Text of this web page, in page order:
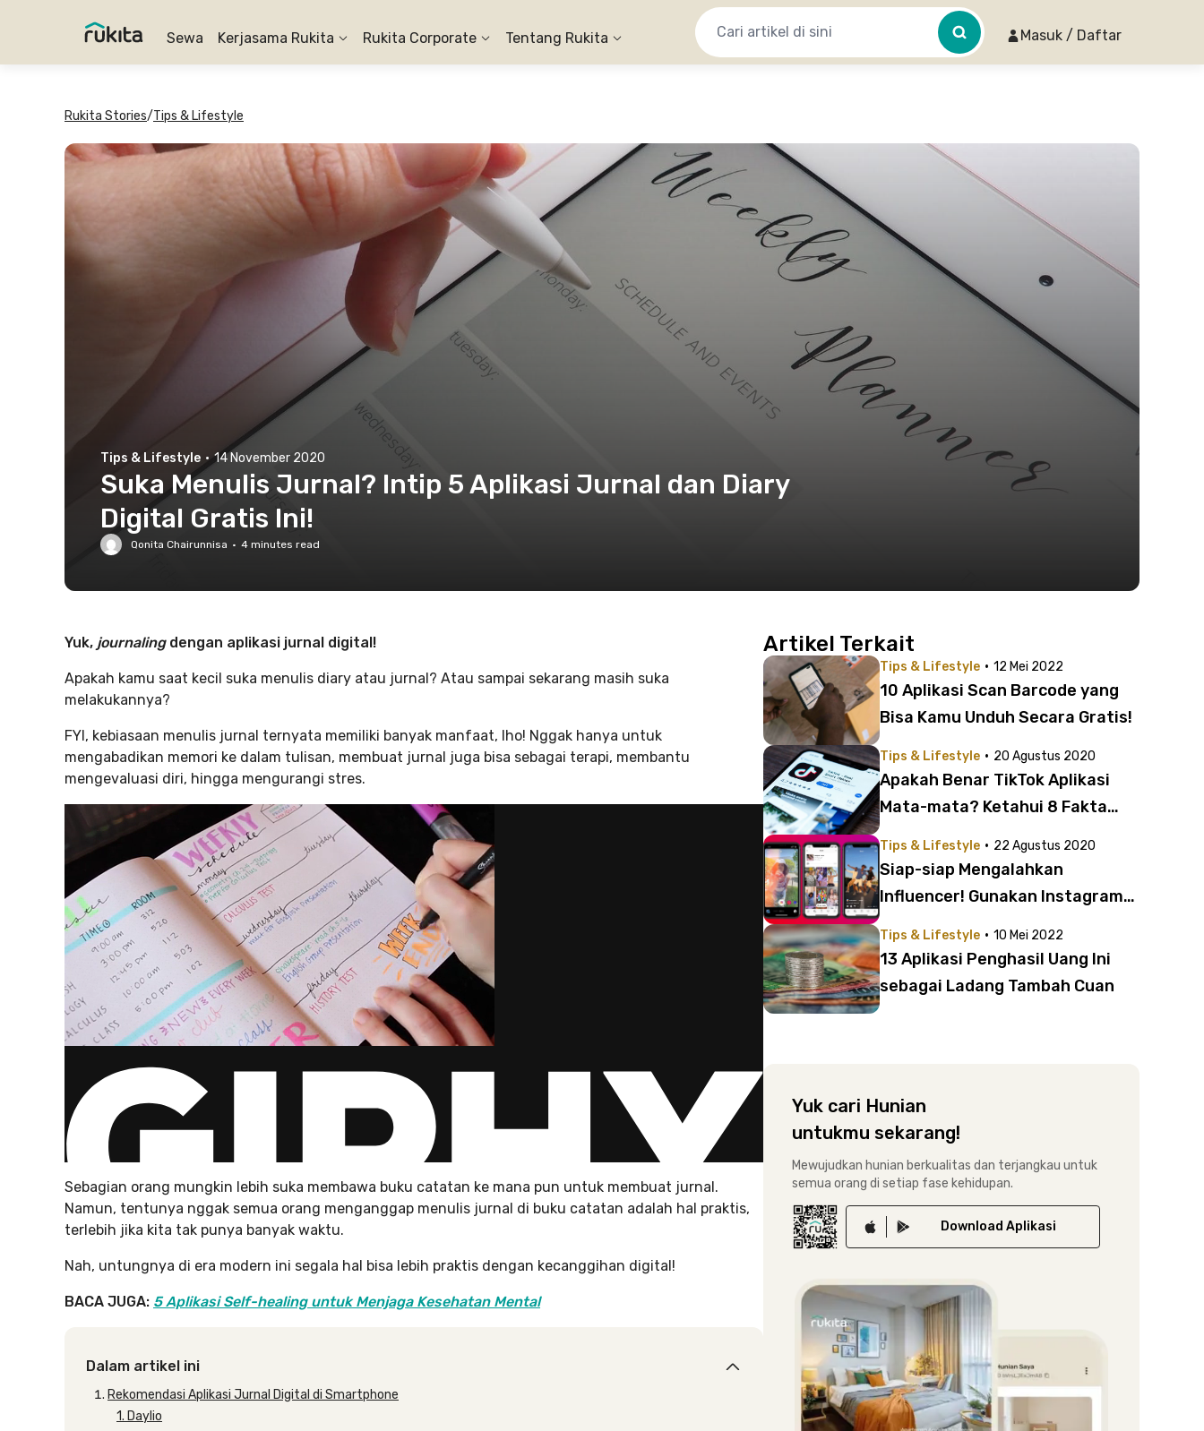
Sewa Kerjasama Rukita Rukita Corporate Tentang Rukita Masuk / Daftar
Rukita Stories/Tips & Lifestyle
Tips & Lifestyle · 14 November 2020
Suka Menulis Jurnal? Intip 5 Aplikasi Jurnal dan Diary
Digital Gratis Ini!
Qonita Chairunnisa · 4 minutes read
Yuk, journalingdengan aplikasi jurnal digital!
Apakah kamu saat kecil suka menulis diary atau jurnal? Atau sampai sekarang masih suka
melakukannya?
FYI, kebiasaan menulis jurnal ternyata memiliki banyak manfaat, lho! Nggak hanya untuk
mengabadikan memori ke dalam tulisan, membuat jurnal juga bisa sebagai terapi, membantu
mengevaluasi diri, hingga mengurangi stres.
Sebagian orang mungkin lebih suka membawa buku catatan ke mana pun untuk membuat jurnal.
Namun, tentunya nggak semua orang menganggap menulis jurnal di buku catatan adalah hal praktis,
terlebih jika kita tak punya banyak waktu.
Nah, untungnya di era modern ini segala hal bisa lebih praktis dengan kecanggihan digital!
BACA JUGA: 5 Aplikasi Self-healing untuk Menjaga Kesehatan Mental
Dalam artikel ini
Rekomendasi Aplikasi Jurnal Digital di Smartphone
1. Daylio
Artikel Terkait
Tips & Lifestyle · 12 Mei 2022
10 Aplikasi Scan Barcode yang
Bisa Kamu Unduh Secara Gratis!
Tips & Lifestyle · 20 Agustus 2020
Apakah Benar TikTok Aplikasi
Mata-mata? Ketahui 8 Fakta
Tips & Lifestyle · 22 Agustus 2020
Siap-siap Mengalahkan
Influencer! Gunakan Instagram
Faktanya
Tips & Lifestyle · 10 Mei 2022
13 Aplikasi Penghasil Uang Ini
sebagai Ladang Tambah Cuan
Yuk cari Hunian
untukmu sekarang!
Mewujudkan hunian berkualitas dan terjangkau untuk
semua orang di setiap fase kehidupan.
Download Aplikasi